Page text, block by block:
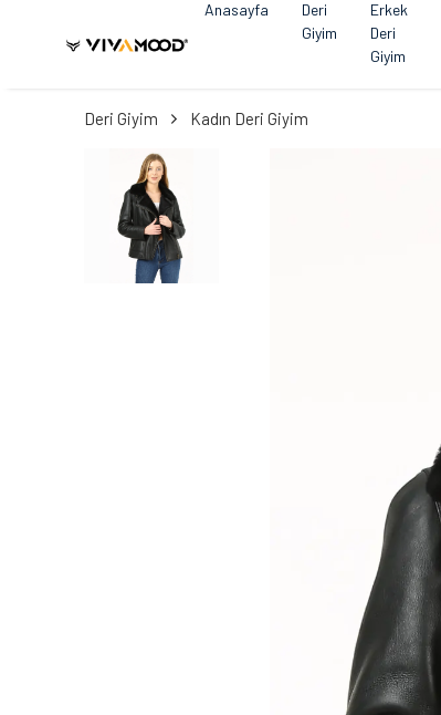
Anasayfa
Deri
Giyim
Erkek
Deri
Giyim
Deri Giyim Kadın Deri Giyim